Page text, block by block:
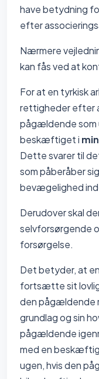
have betydning
efter
Nærmere
kan fås ved at
For at en tyrkisk
rettigheder efter
pågældende
beskæftiget i
Dette svarer til
som påberåber
bevægelighed
Derudover skal
selvforsørgende
forsørgelse.
Det betyder, at
fortsætte sit
den pågældende
grundlag og sin
pågældende
med en
ugen, hvis den